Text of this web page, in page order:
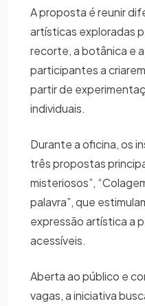
A proposta é reunir
artísticas exploradas
recorte, a botânica e
participantes a
partir de
individuais.
Durante a oficina, os
três propostas
misteriosos”,
palavra”, que
expressão artística a
acessíveis.
Aberta ao público e
vagas, a iniciativa